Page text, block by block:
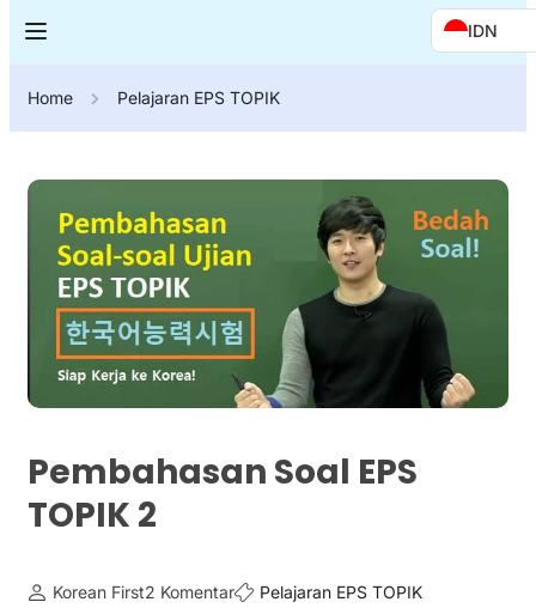
IDN
Home Pelajaran EPS TOPIK
Pembahasan Soal EPS
TOPIK 2
Korean First2 Komentar Pelajaran EPS TOPIK